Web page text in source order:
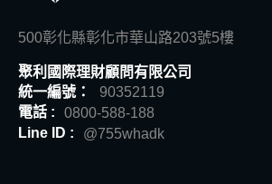
500彰化縣彰化市華山路203號5樓
聚利國際理財顧問有限公司
統一編號：
90352119
電話 :
0800-588-188
Line ID :
@755whadk